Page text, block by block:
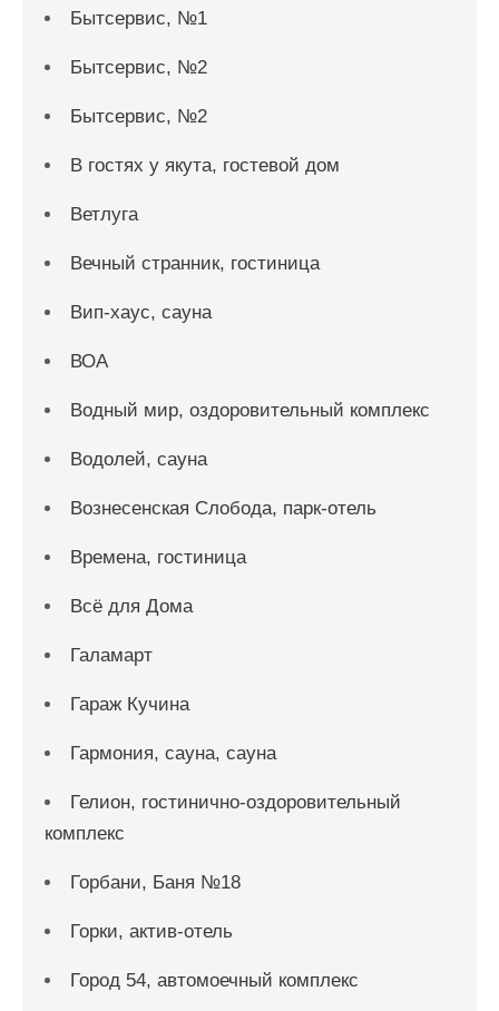
Бытсервис, №1
Бытсервис, №2
Бытсервис, №2
В гостях у якута, гостевой дом
Ветлуга
Вечный странник, гостиница
Вип-хаус, сауна
ВОА
Водный мир, оздоровительный комплекс
Водолей, сауна
Вознесенская Слобода, парк-отель
Времена, гостиница
Всё для Дома
Галамарт
Гараж Кучина
Гармония, сауна, сауна
Гелион, гостинично-оздоровительный
комплекс
Горбани, Баня №18
Горки, актив-отель
Город 54, автомоечный комплекс